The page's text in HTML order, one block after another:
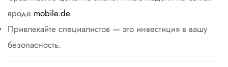
вроде mobile.de.
Привлекайте специалистов — это инвестиция в вашу
безопасность.